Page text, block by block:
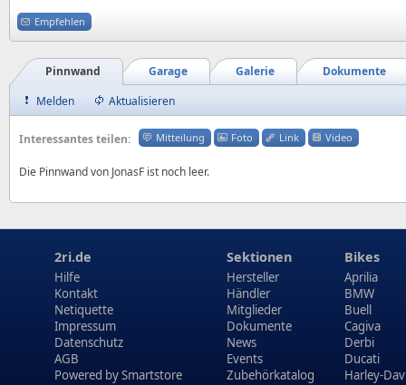
Empfehlen
Dokumente
Galerie
Garage
Pinnwand
Melden
Aktualisieren
Interessantes teilen: Mitteilung Foto Link Video
Die Pinnwand von JonasF ist noch leer.
2ri.de
Hilfe
Kontakt
Netiquette
Impressum
Datenschutz
AGB
Powered bySmartstore
Sektionen
Hersteller
Händler
Mitglieder
Dokumente
News
Events
Zubehörkatalog
Bikes
Aprilia
BMW
Buell
Cagiva
Derbi
Ducati
Harley-